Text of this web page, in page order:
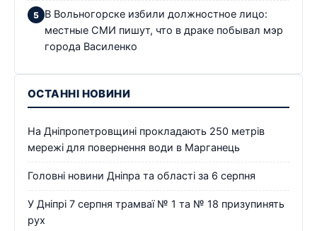
В Вольногорске избили должностное лицо:
местные СМИ пишут, что в драке побывал мэр
города Василенко
ОСТАННІ НОВИНИ
На Дніпропетровщині прокладають 250 метрів
мережі для повернення води в Марганець
Головні новини Дніпра та області за 6 серпня
У Дніпрі 7 серпня трамваї № 1 та № 18 призупинять
рух